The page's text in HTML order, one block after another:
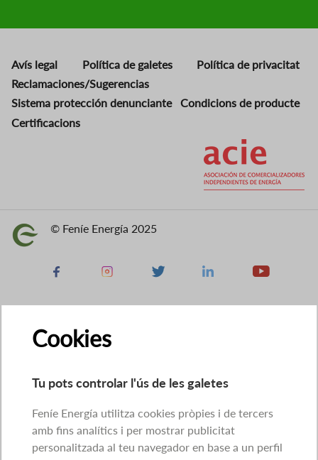
Avís legal Política de galetes
Política de privacitat
Reclamaciones/Sugerencias
Sistema protección denunciante
Condicions de producte
Certificacions
Imatge © Feníe Energía 2025
Facebook Instagram X Linkedin Youtube
Cookies
Tu pots controlar l'ús de les galetes
Feníe Energía utilitza cookies pròpies i de tercers
amb fins analítics i per mostrar publicitat
personalitzada al teu navegador en base a un perfil